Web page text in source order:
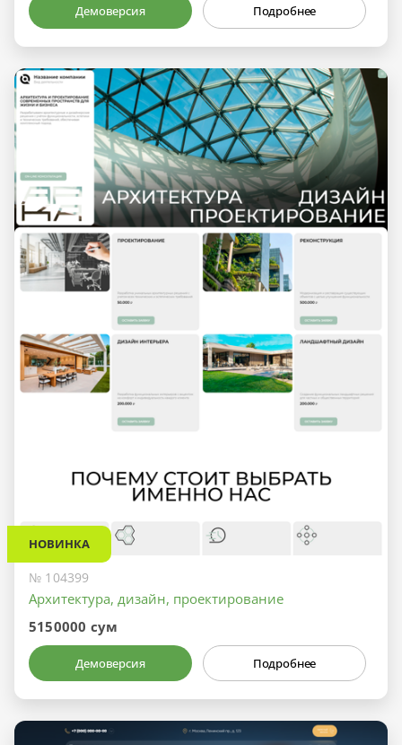
Демоверсия Подробнее
НОВИНКА
№ 104399
Архитектура, дизайн, проектирование
5150000 сум
Демоверсия Подробнее